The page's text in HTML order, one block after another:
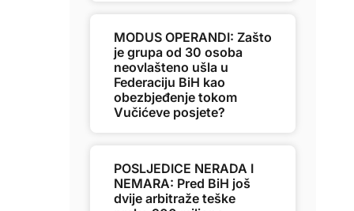
MODUS OPERANDI: Zašto
je grupa od 30 osoba
neovlašteno ušla u
Federaciju BiH kao
obezbjeđenje tokom
Vučićeve posjete?
POSLJEDICE NERADA I
NEMARA: Pred BiH još
dvije arbitraže teške